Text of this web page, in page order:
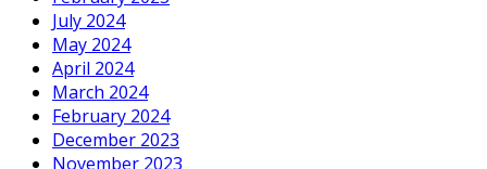
July 2024
May 2024
April 2024
March 2024
February 2024
December 2023
November 2023